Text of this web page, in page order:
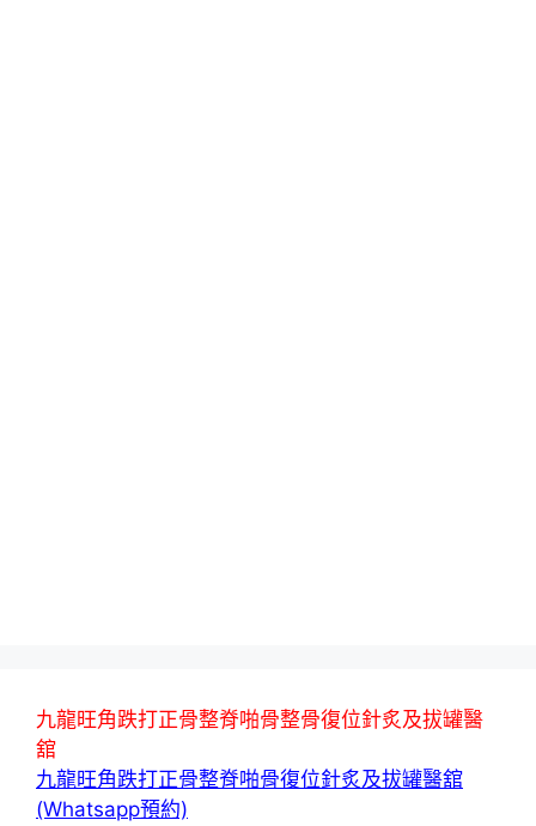
九龍旺角跌打正骨整脊啪骨整骨復位針炙及拔罐醫
舘
九龍旺角跌打正骨整脊啪骨復位針炙及拔罐醫舘
(Whatsapp預約)